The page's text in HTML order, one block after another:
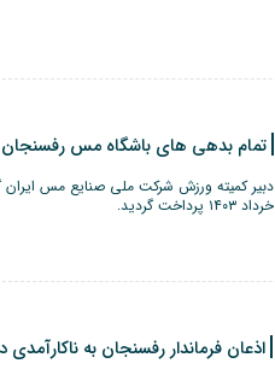
تمام بدهی های باشگاه مس
خرداد ۱۴۰۳ پرداخت گردید.
اذعان فرماندار رفسنجان به ناکارآمدی در